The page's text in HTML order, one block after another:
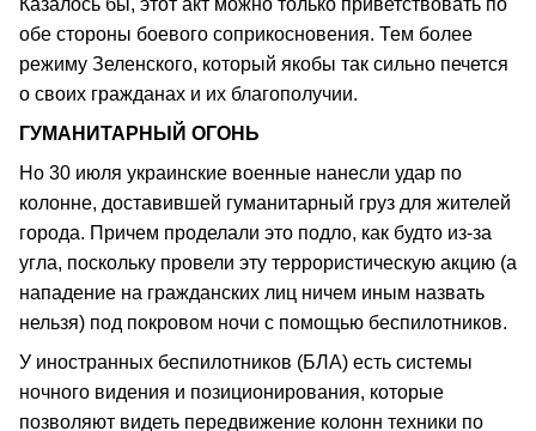
Казалось бы, этот акт можно только приветствовать по
обе стороны боевого соприкосновения. Тем более
режиму Зеленского, который якобы так сильно печется
о своих гражданах и их благополучии.
ГУМАНИТАРНЫЙ ОГОНЬ
Но 30 июля украинские военные нанесли удар по
колонне, доставившей гуманитарный груз для жителей
города. Причем проделали это подло, как будто из-за
угла, поскольку провели эту террористическую акцию (а
нападение на гражданских лиц ничем иным назвать
нельзя) под покровом ночи с помощью беспилотников.
У иностранных беспилотников (БЛА) есть системы
ночного видения и позиционирования, которые
позволяют видеть передвижение колонн техники по